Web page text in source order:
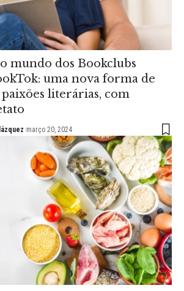
mundo dos Bookclubs
uma nova forma de
literárias, com
março 20, 2024